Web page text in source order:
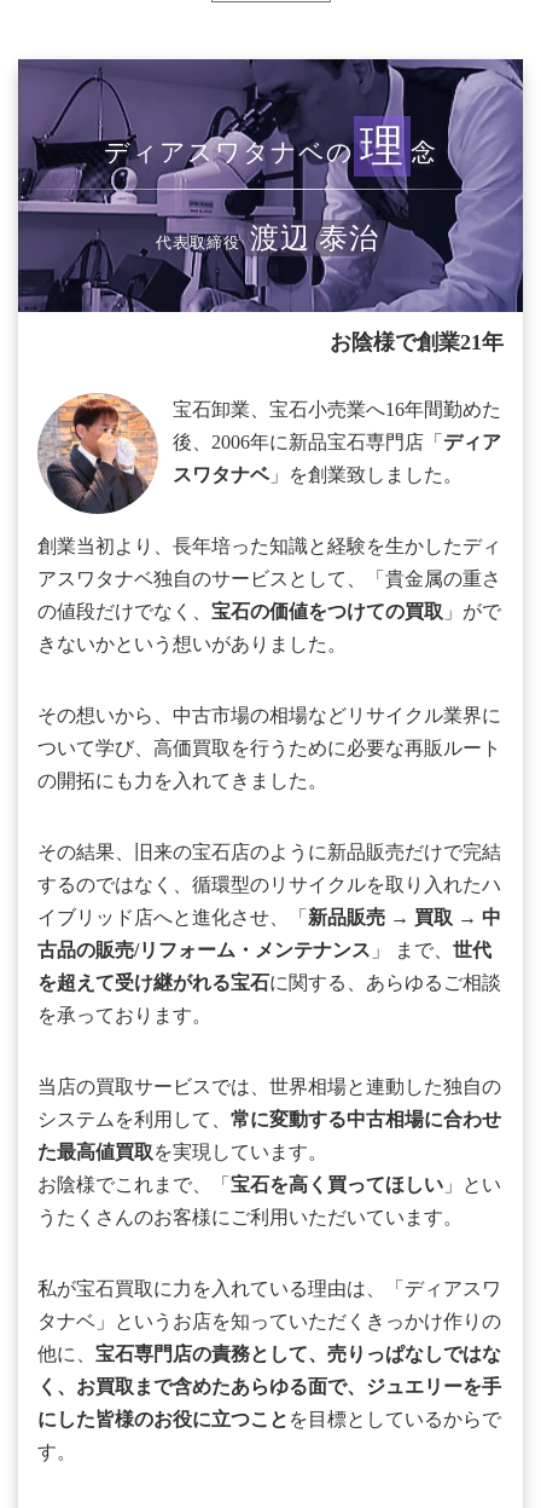
ディアスワタナベの 理 念
代表取締役 渡辺 泰治
お陰様で創業21年
宝石卸業、宝石小売業へ16年間勤めた
後、2006年に新品宝石専門店「 ディア
スワタナベ」を創業致しました。
創業当初より、長年培った知識と経験を生かしたディ
アスワタナベ独自のサービスとして、「貴金属の重さ
の値段だけでなく、 宝石の価値をつけての買取 」がで
きないかという想いがありました。
その想いから、中古市場の相場などリサイクル業界に
ついて学び、高価買取を行うために必要な再販ルート
の開拓にも力を入れてきました。
その結果、旧来の宝石店のように新品販売だけで完結
するのではなく、循環型のリサイクルを取り入れたハ
イブリッド店へと進化させ、「 新品販売 → 買取 → 中
古品の販売/リフォーム・メンテナンス 」 まで、 世代
を超えて受け継がれる宝石に関する、あらゆるご相談
を承っております。
当店の買取サービスでは、世界相場と連動した独自の
システムを利用して、 常に変動する中古相場に合わせ
た最高値買取を実現しています。
お陰様でこれまで、「 宝石を高く買ってほしい 」とい
うたくさんのお客様にご利用いただいています。
私が宝石買取に力を入れている理由は、「ディアスワ
タナベ」というお店を知っていただくきっかけ作りの
他に、 宝石専門店の責務として、売りっぱなしではな
く、お買取まで含めたあらゆる面で、ジュエリーを手
にした皆様のお役に立つこと を目標としているからで
す。